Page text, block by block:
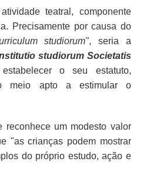
teatral, componente
Precisamente por causa do
studiorum", seria a
studiorum Societatis
o seu estatuto,
meio apto a estimular o
reconhece um modesto valor
"as crianças podem mostrar
do próprio estudo, ação e